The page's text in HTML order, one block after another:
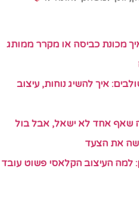
מכונת כביסה או מקרר ממותג
איך להשיג נוחות, עיצוב
שאף אחד לא ישאל, אבל בול
את הצעד
למה העיצוב הקלאסי פשוט עובד